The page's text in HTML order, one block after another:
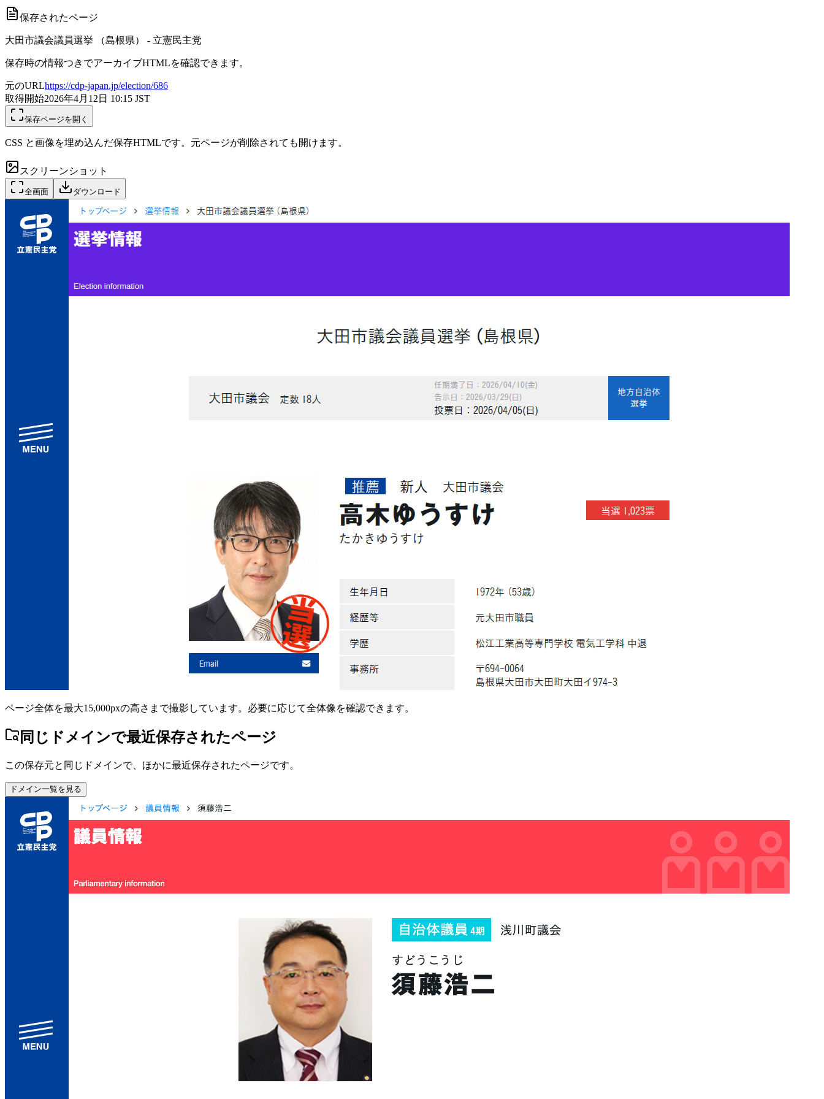
保存されたページ
大田市議会議員選挙 （島根県） - 立憲民主党
保存時の情報つきでアーカイブHTMLを確認できます。
元のURLhttps://cdp-japan.jp/election/686
取得開始2026年4月12日 10:15 JST
保存ページを開く
CSS と画像を埋め込んだ保存HTMLです。元ページが削除されても開けます。
スクリーンショット
全画面 ダウンロード
ページ全体を最大15,000pxの高さまで撮影しています。必要に応じて全体像を確認できます。
同じドメインで最近保存されたページ
この保存元と同じドメインで、ほかに最近保存されたページです。
ドメイン一覧を見る